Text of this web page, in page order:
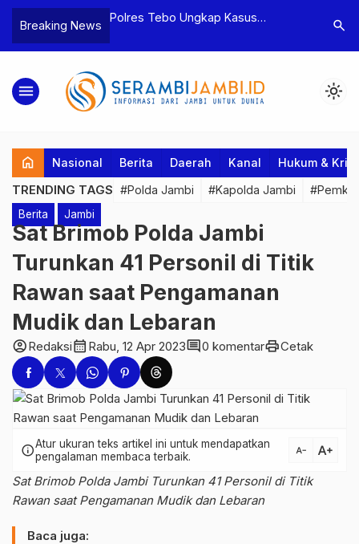
Breaking News
BPD, Polres
Tersangka
Polres Tebo Ungkap Kasus
Dua Pelaku Pengeroyokan di Sumay
Terkait
Kakanwil
search
menu light_mode
home Nasional Berita Daerah Kanal Hukum &
TRENDING TAGS #Polda Jambi #Kapolda Jambi
Berita Jambi
Sat Brimob Polda Jambi
Turunkan 41 Personil di Titik
Rawan saat Pengamanan
Mudik dan Lebaran
account_circleRedaksicalendar_month Rabu, 12 Apr 2023comment0 komentarprintCetak
infoAtur ukuran teks artikel ini untuk mendapatkan
pengalaman membaca terbaik.
text_decrease text_increase
Sat Brimob Polda Jambi Turunkan 41 Personil di Titik
Rawan saat Pengamanan Mudik dan Lebaran
Baca juga: